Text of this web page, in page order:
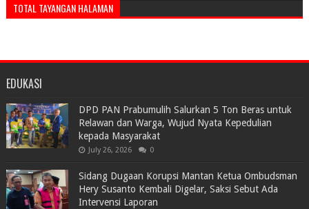
TOTAL TAYANGAN HALAMAN
EDUKASI
DPD PAN Prabumulih Salurkan 5 Ton Beras untuk
Relawan dan Warga, Wujud Nyata Kepedulian
kepada Masyarakat
July 26, 2026 0
Sidang Dugaan Korupsi Mantan Ketua Ombudsman
Hery Susanto Kembali Digelar, Saksi Sebut Ada
Intervensi Laporan